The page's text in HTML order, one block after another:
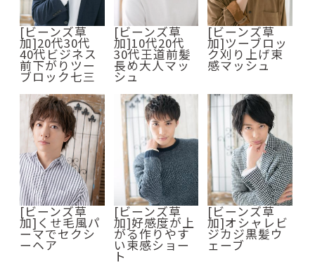
[ビーンズ草
加]20代30代
40代ビジネス
前下がりツー
ブロック七三
[ビーンズ草
加]10代20代
30代王道前髪
長め大人マッ
シュ
[ビーンズ草
加]ツーブロッ
ク刈り上げ束
感マッシュ
[ビーンズ草
加]くせ毛風パ
ーマでセクシ
ーヘア
[ビーンズ草
加]好感度が上
がる作りやす
い束感ショー
ト
[ビーンズ草
加]オシャレビ
ジカジ黒髪ウ
ェーブ